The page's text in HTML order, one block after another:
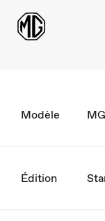
Modèle
Édition